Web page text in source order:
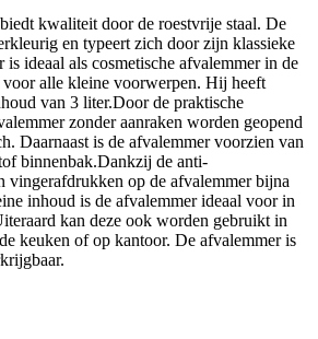
kwaliteit door de roestvrije staal. De
en typeert zich door zijn klassieke
ideaal als cosmetische afvalemmer in de
voor alle kleine voorwerpen. Hij heeft
van 3 liter.Door de praktische
zonder aanraken worden geopend
Daarnaast is de afvalemmer voorzien van
binnenbak.Dankzij de anti-
vingerafdrukken op de afvalemmer bijna
inhoud is de afvalemmer ideaal voor in
kan deze ook worden gebruikt in
keuken of op kantoor. De afvalemmer is